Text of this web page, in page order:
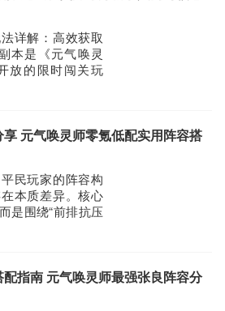
详解：高效获取
本是《元气唤灵
放的限时闯关玩
值资源产出点。
即同步增加。而
一指定道具，其
元气唤灵师零氪低配实用阵容搭
民玩家的阵容构
本质差异。核心
是围绕“前排抗压
战体系。实战
在爬塔挑战、竞
同样具备稳定发
指南 元气唤灵师最强张良阵容分